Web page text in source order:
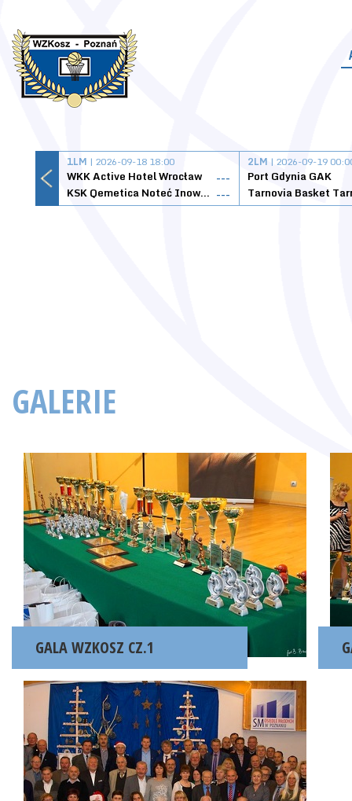
1LM | 2026-09-18 18:00
WKK Active Hotel Wrocław
---
KSK Qemetica Noteć Inowrocław ---
2LM | 2026-09-19
Port Gdynia GAK
GALERIE
GALA WZKOSZ CZ.1